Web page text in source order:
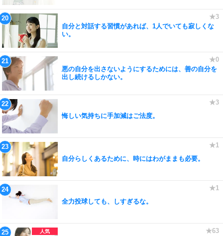
自分と対話する習慣があれば、1人でいても寂しくな
い。
悪の自分を出さないようにするためには、善の自分を
出し続けるしかない。
悔しい気持ちに手加減はご法度。
自分らしくあるために、時にはわがままも必要。
全力投球しても、しすぎるな。